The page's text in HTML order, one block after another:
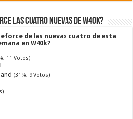
las cuatro nuevas de W40k?
de las nuevas cuatro de esta
en W40k?
11 Votos)
(31%, 9 Votos)